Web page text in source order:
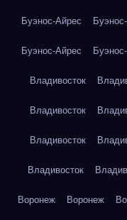
Буэнос-Айрес
Буэнос-Айрес
Владивосток
Владивосток
Владивосток
Владивосток
Воронеж Воронеж